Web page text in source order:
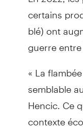
certains
blé) ont
guerre entre
« La
semblable
Hencic. Ce
contexte